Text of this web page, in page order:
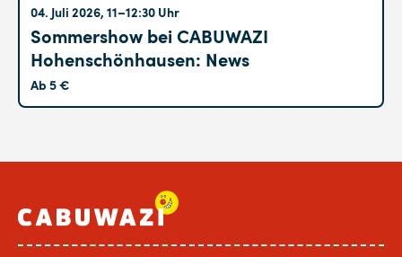
04. Juli 2026, 11–12:30 Uhr
Sommershow bei CABUWAZI
Hohenschönhausen: News
Ab 5 €